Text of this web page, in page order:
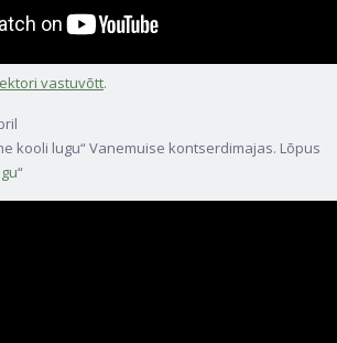
vastuvõtt.
kooli lugu“ Vanemuise kontserdimajas. Lõpus
“